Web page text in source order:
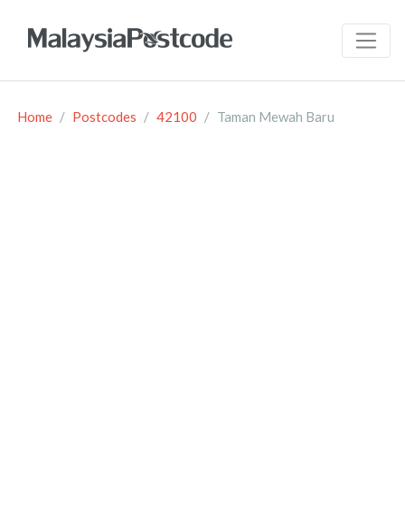
Home Postcodes 42100 Taman Mewah Baru